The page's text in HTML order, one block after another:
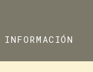
INFORMACIÓN